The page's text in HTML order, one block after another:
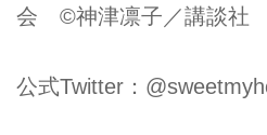
会 ©神津凛子／講談社
公式Twitter：